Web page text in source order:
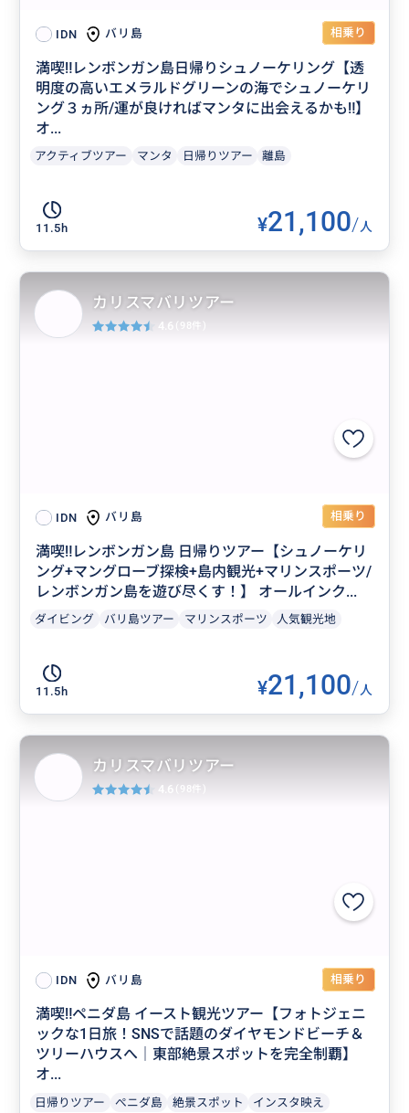
IDN バリ島 相乗り
満喫‼️レンボンガン島日帰りシュノーケリング【透
明度の高いエメラルドグリーンの海でシュノーケリ
ング３ヵ所/運が良ければマンタに出会えるかも‼】
オ...
アクティブツアー マンタ 日帰りツアー 離島
11.5h ¥21,100/人
IDN バリ島 相乗り
満喫‼️レンボンガン島 日帰りツアー【シュノーケリ
ング+マングローブ探検+島内観光+マリンスポーツ/
レンボンガン島を遊び尽くす！】 オールインク...
ダイビング バリ島ツアー マリンスポーツ 人気観光地
11.5h ¥21,100/人
カリスマバリツアー
4.6 (98件)
IDN バリ島 相乗り
満喫‼️ペニダ島 イースト観光ツアー【フォトジェニ
ックな1日旅！SNSで話題のダイヤモンドビーチ＆
ツリーハウスへ｜東部絶景スポットを完全制覇】
オ...
日帰りツアー ぺニダ島 絶景スポット インスタ映え
カリスマバリツアー
4.6 (98件)